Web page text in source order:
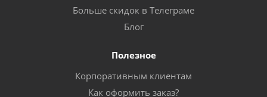
Больше скидок в Телеграме
Блог
Полезное
Корпоративным клиентам
Как оформить заказ?